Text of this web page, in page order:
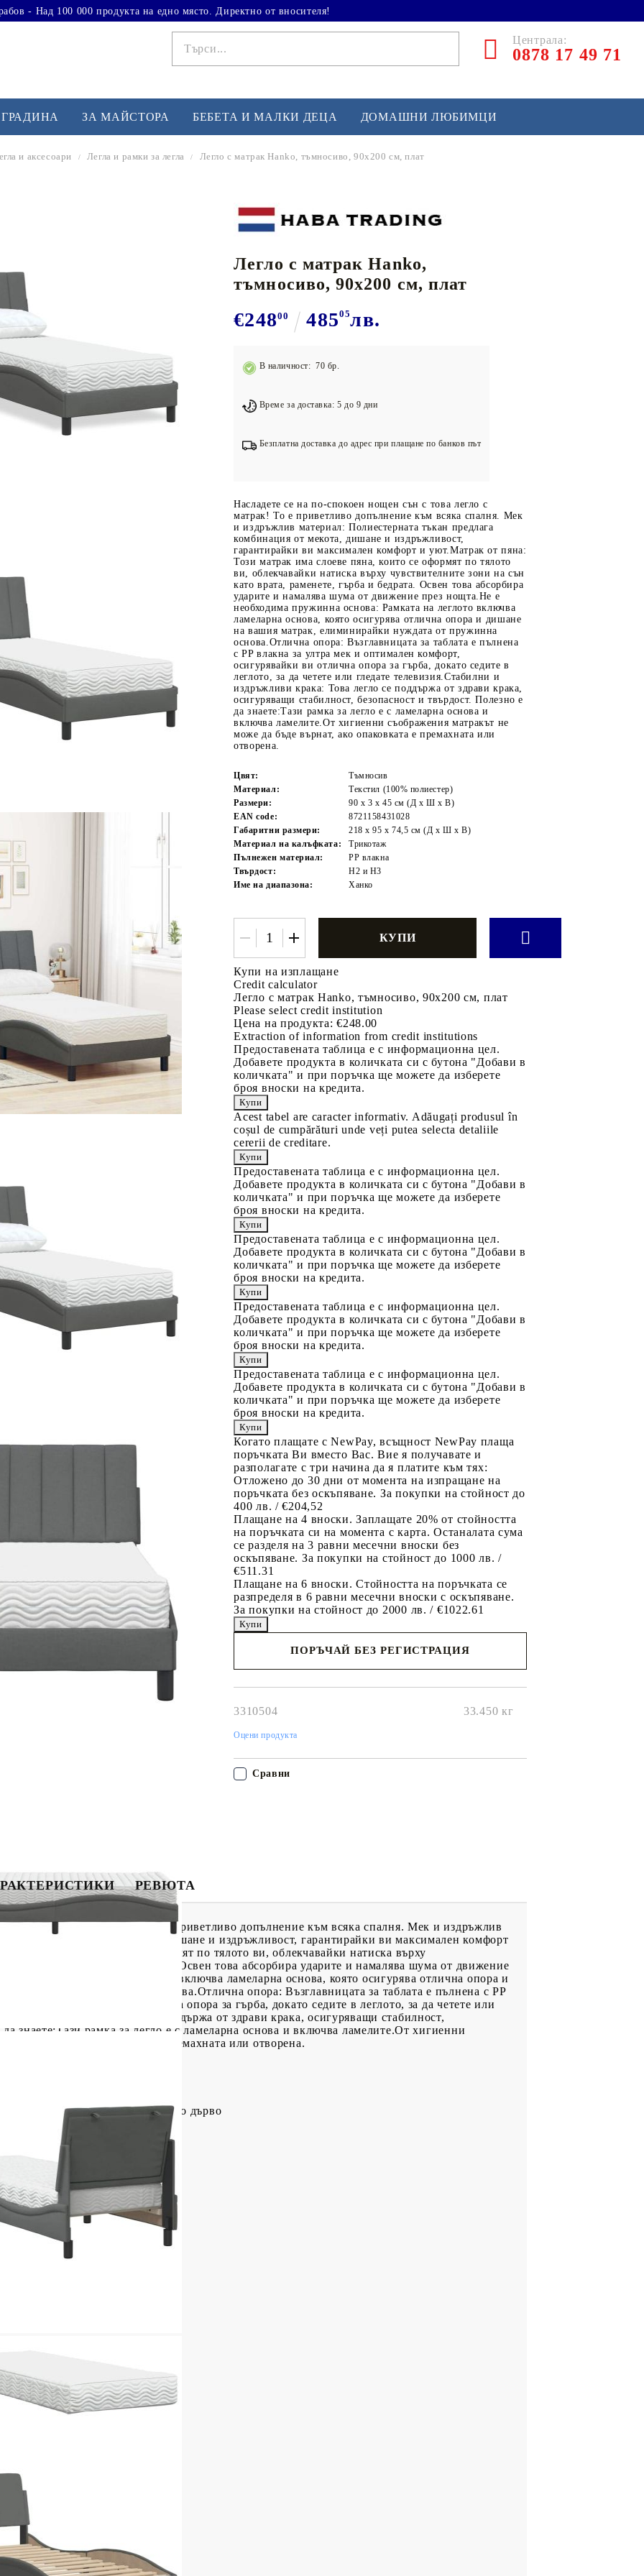
- Над 100 000 продукта на едно място. Директно от вносителя!
Централа:
0878 17 49 71
Лежанки за упражнения
Тренажори за баланс
Подложки за фитнес уреди
Силови кули
Йога и пилатес
Баскетбол
Бейзбол и софтбол
Хокей и лакрос
Основно спортно оборудване
ЗА МАЙСТОРА БЕБЕТА И МАЛКИ ДЕЦА ДОМАШНИ ЛЮБИМЦИ
и аксесоари Легла и рамки за легла Легло с матрак Hanko, тъмносиво, 90x200 см, плат
Легло с матрак Hanko,
тъмносиво, 90x200 см, плат
€24800 48505лв.
В наличност: 70 бр.
Време за доставка: 5 до 9 дни
Безплатна доставка до адрес при плащане по банков път
Насладете се на по-спокоен нощен сън с това легло с
матрак! То е приветливо допълнение към всяка спалня. Мек
и издръжлив материал: Полиестерната тъкан предлага
комбинация от мекота, дишане и издръжливост,
гарантирайки ви максимален комфорт и уют.Матрак от пяна:
Този матрак има слоеве пяна, които се оформят по тялото
ви, облекчавайки натиска върху чувствителните зони на сън
като врата, раменете, гърба и бедрата. Освен това абсорбира
ударите и намалява шума от движение през нощта.Не е
необходима пружинна основа: Рамката на леглото включва
ламеларна основа, която осигурява отлична опора и дишане
на вашия матрак, елиминирайки нуждата от пружинна
основа.Отлична опора: Възглавницата за таблата е пълнена
с PP влакна за ултра мек и оптимален комфорт,
осигурявайки ви отлична опора за гърба, докато седите в
леглото, за да четете или гледате телевизия.Стабилни и
издръжливи крака: Това легло се поддържа от здрави крака,
осигуряващи стабилност, безопасност и твърдост. Полезно е
да знаете:Тази рамка за легло е с ламеларна основа и
включва ламелите.От хигиенни съображения матракът не
може да бъде върнат, ако опаковката е премахната или
отворена.
Цвят:
Тъмносив
Материал:
Текстил (100% полиестер)
Размери:
90 x 3 x 45 см (Д x Ш x В)
EAN code:
8721158431028
Габаритни размери:
218 x 95 x 74,5 см (Д x Ш x В)
Материал на калъфката:
Трикотаж
Пълнежен материал:
PP влакна
Твърдост:
H2 и H3
Име на диапазона:
Ханко
Купи на изплащане
Credit calculator
Легло с матрак Hanko, тъмносиво, 90x200 см, плат
Please select credit institution
Цена на продукта: €248.00
Extraction of information from credit institutions
Предоставената таблица е с информационна цел.
Добавете продукта в количката си с бутона "Добави в
количката" и при поръчка ще можете да изберете
броя вноски на кредита.
Acest tabel are caracter informativ. Adăugați produsul în
coșul de cumpărături unde veți putea selecta detaliile
cererii de creditare.
Предоставената таблица е с информационна цел.
Добавете продукта в количката си с бутона "Добави в
количката" и при поръчка ще можете да изберете
броя вноски на кредита.
Предоставената таблица е с информационна цел.
Добавете продукта в количката си с бутона "Добави в
количката" и при поръчка ще можете да изберете
броя вноски на кредита.
Предоставената таблица е с информационна цел.
Добавете продукта в количката си с бутона "Добави в
количката" и при поръчка ще можете да изберете
броя вноски на кредита.
Предоставената таблица е с информационна цел.
Добавете продукта в количката си с бутона "Добави в
количката" и при поръчка ще можете да изберете
броя вноски на кредита.
Когато плащате с NewPay, всъщност NewPay плаща
поръчката Ви вместо Вас. Вие я получавате и
разполагате с три начина да я платите към тях:
Отложено до 30 дни от момента на изпращане на
поръчката без оскъпяване. За покупки на стойност до
400 лв. / €204,52
Плащане на 4 вноски. Заплащате 20% от стойността
на поръчката си на момента с карта. Останалата сума
се разделя на 3 равни месечни вноски без
оскъпяване. За покупки на стойност до 1000 лв. /
€511.31
Плащане на 6 вноски. Стойността на поръчката се
разпределя в 6 равни месечни вноски с оскъпяване.
За покупки на стойност до 2000 лв. / €1022.61
ПОРЪЧАЙ БЕЗ РЕГИСТРАЦИЯ
3310504 33.450 кг
Оцени продукта
Сравни
РЕВЮТА
с това легло с матрак! То е приветливо допълнение към всяка спалня. Мек и издръжлив
комбинация от мекота, дишане и издръжливост, гарантирайки ви максимален комфорт
слоеве пяна, които се оформят по тялото ви, облекчавайки натиска върху
раменете, гърба и бедрата. Освен това абсорбира ударите и намалява шума от движение
основа: Рамката на леглото включва ламеларна основа, която осигурява отлична опора и
нуждата от пружинна основа.Отлична опора: Възглавницата за таблата е пълнена с PP
осигурявайки ви отлична опора за гърба, докато седите в леглото, за да четете или
крака: Това легло се поддържа от здрави крака, осигуряващи стабилност,
знаете:Тази рамка за легло е с ламеларна основа и включва ламелите.От хигиенни
върнат, ако опаковката е премахната или отворена.
метал, шперплат, инженерно дърво
74,5 см (Д x Ш x В)